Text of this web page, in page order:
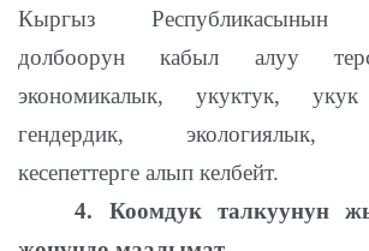
Кыргыз Республикасынын
долбоорун кабыл алуу
экономикалык, укуктук, укук
гендердик, экологиялык,
кесепеттерге алып келбейт.
4. Коомдук талкуунун